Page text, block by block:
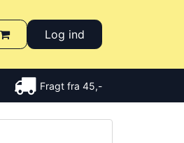
Log ind
Fragt fra 45,-